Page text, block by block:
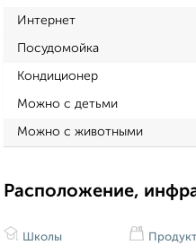
Интернет
Посудомойка
Кондиционер
Можно с детьми
Можно с животными
Расположение,
Школы